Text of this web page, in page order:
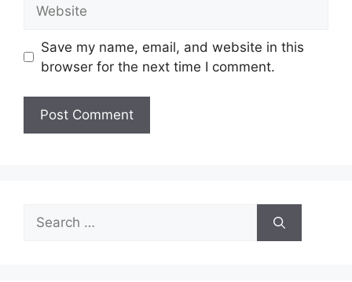
Save my name, email, and website in this
browser for the next time I comment.
Search
for: